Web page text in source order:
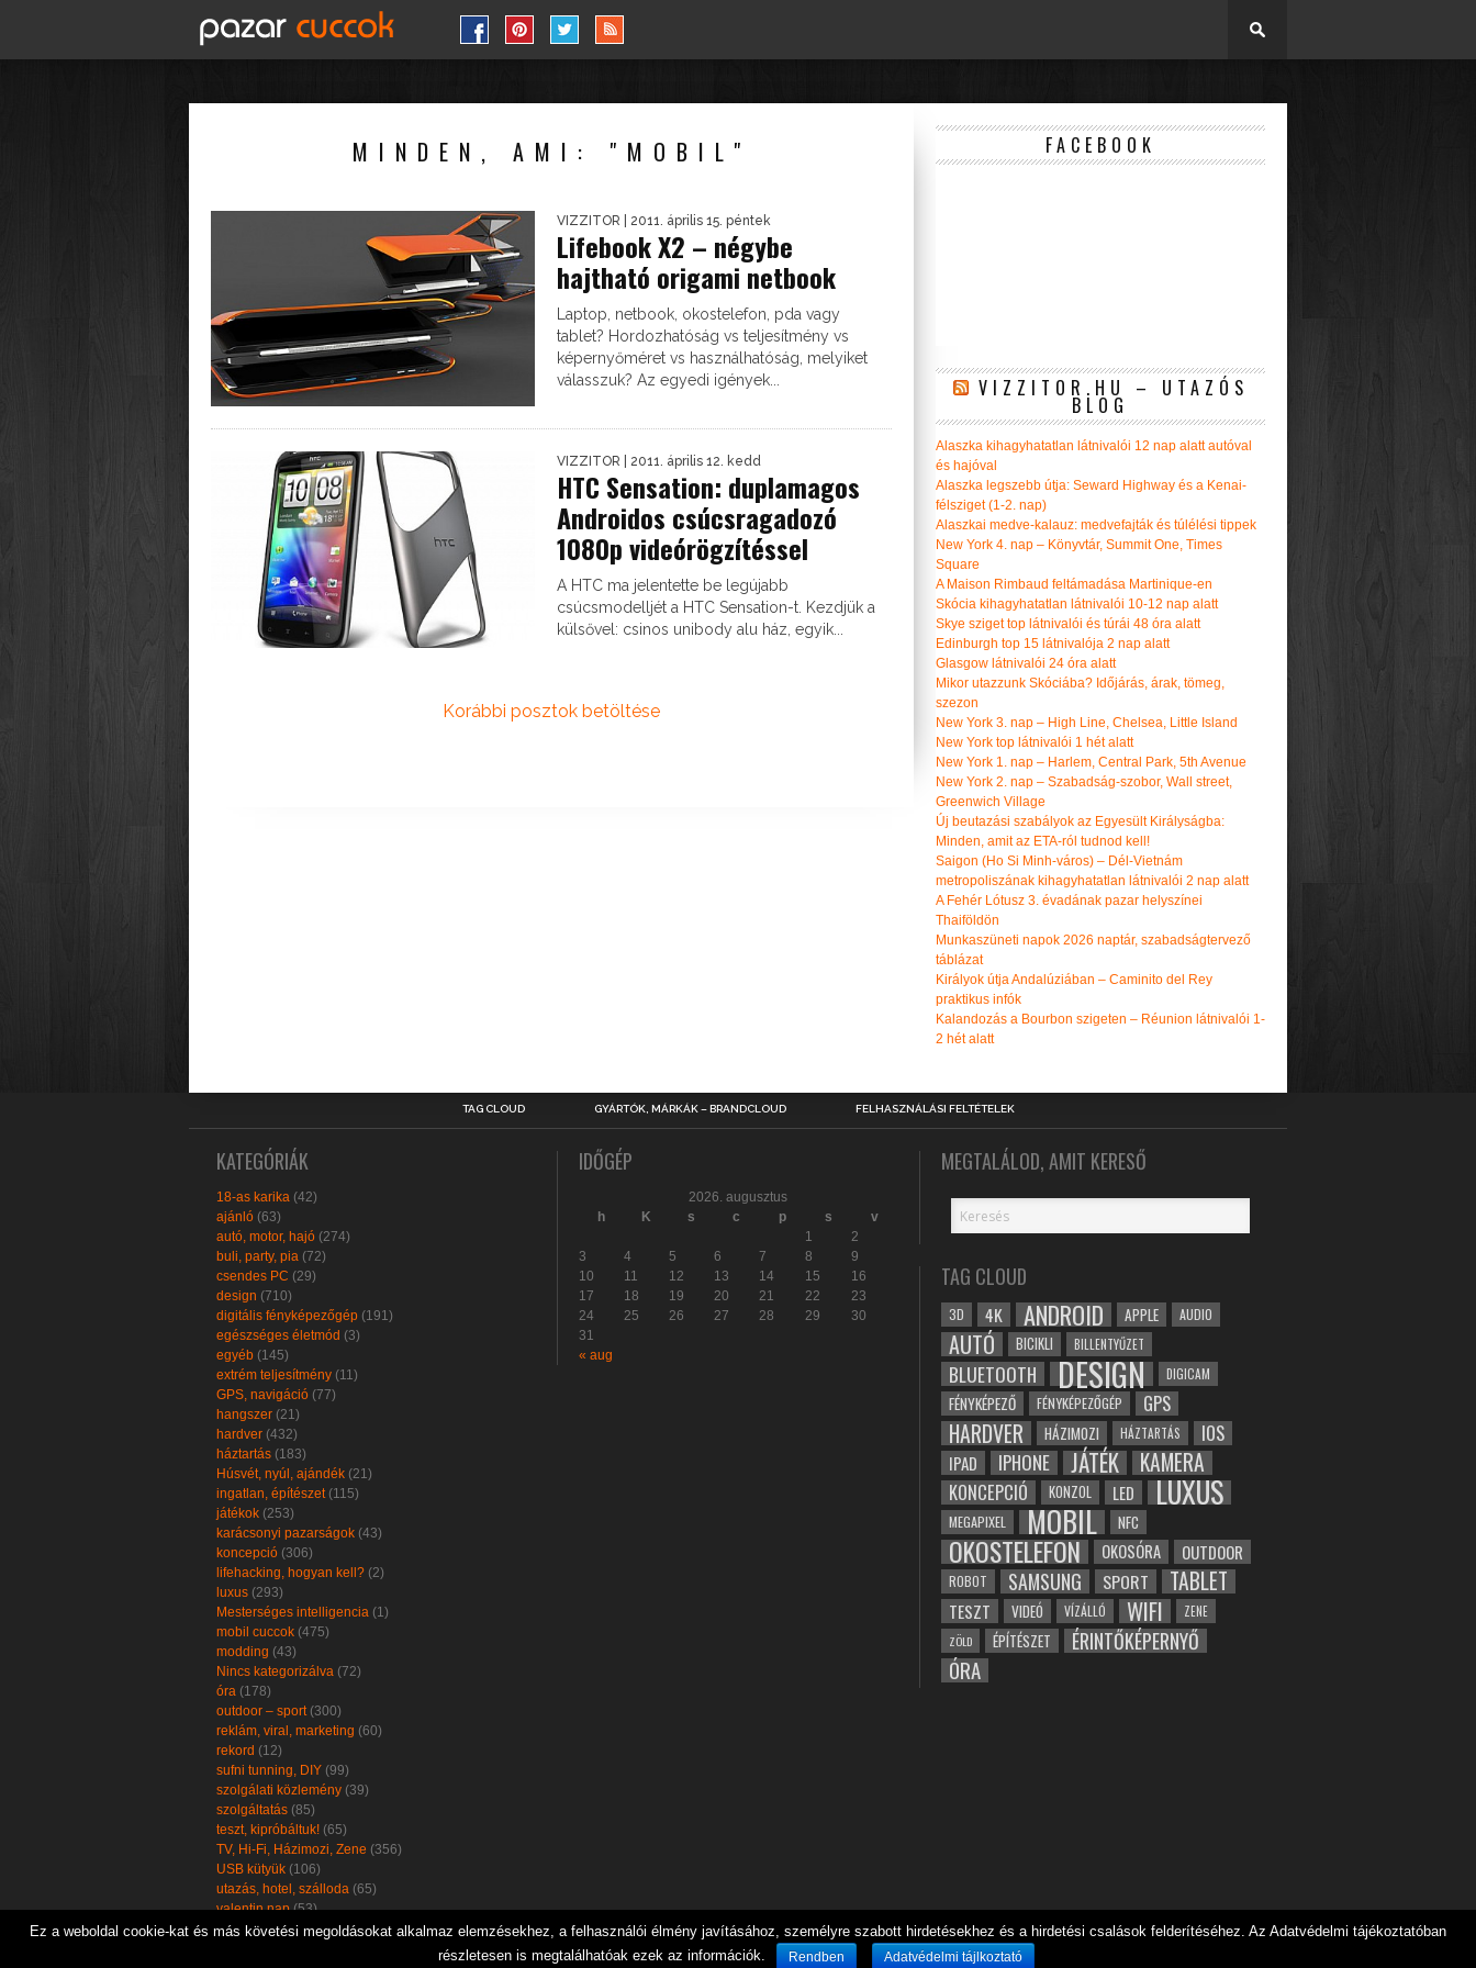
MINDEN, AMI: "MOBIL"
VIZZITOR | 2011. április 15. péntek
Lifebook X2 – négybe
hajtható origami netbook
Laptop, netbook, okostelefon, pda vagy
tablet? Hordozhatóság vs teljesítmény vs
képernyőméret vs használhatóság, melyiket
válasszuk? Az egyedi igények...
VIZZITOR | 2011. április 12. kedd
HTC Sensation: duplamagos
Androidos csúcsragadozó
1080p videórögzítéssel
A HTC ma jelentette be legújabb
csúcsmodelljét a HTC Sensation-t. Kezdjük a
külsővel: csinos unibody alu ház, egyik...
Korábbi posztok betöltése
FACEBOOK
VIZZITOR.HU – UTAZÓS
BLOG
Alaszka kihagyhatatlan látnivalói 12 nap alatt autóval
és hajóval
Alaszka legszebb útja: Seward Highway és a Kenai-
félsziget (1-2. nap)
Alaszkai medve-kalauz: medvefajták és túlélési tippek
New York 4. nap – Könyvtár, Summit One, Times
Square
A Maison Rimbaud feltámadása Martinique-en
Skócia kihagyhatatlan látnivalói 10-12 nap alatt
Skye sziget top látnivalói és túrái 48 óra alatt
Edinburgh top 15 látnivalója 2 nap alatt
Glasgow látnivalói 24 óra alatt
Mikor utazzunk Skóciába? Időjárás, árak, tömeg,
szezon
New York 3. nap – High Line, Chelsea, Little Island
New York top látnivalói 1 hét alatt
New York 1. nap – Harlem, Central Park, 5th Avenue
New York 2. nap – Szabadság-szobor, Wall street,
Greenwich Village
Új beutazási szabályok az Egyesült Királyságba:
Minden, amit az ETA-ról tudnod kell!
Saigon (Ho Si Minh-város) – Dél-Vietnám
metropoliszának kihagyhatatlan látnivalói 2 nap alatt
A Fehér Lótusz 3. évadának pazar helyszínei
Thaiföldön
Munkaszüneti napok 2026 naptár, szabadságtervező
táblázat
Királyok útja Andalúziában – Caminito del Rey
praktikus infók
Kalandozás a Bourbon szigeten – Réunion látnivalói 1-
2 hét alatt
TAG CLOUD GYÁRTÓK, MÁRKÁK – BRANDCLOUD FELHASZNÁLÁSI FELTÉTELEK
KATEGÓRIÁK
18-as karika (42)
ajánló (63)
autó, motor, hajó (274)
buli, party, pia (72)
csendes PC (29)
design (710)
digitális fényképezőgép (191)
egészséges életmód (3)
egyéb (145)
extrém teljesítmény (11)
GPS, navigáció (77)
hangszer (21)
hardver (432)
háztartás (183)
Húsvét, nyúl, ajándék (21)
ingatlan, építészet(115)
játékok (253)
karácsonyi pazarságok (43)
koncepció (306)
lifehacking, hogyan kell? (2)
luxus (293)
Mesterséges intelligencia (1)
mobil cuccok (475)
modding (43)
Nincs kategorizálva (72)
óra (178)
outdoor – sport(300)
reklám, viral, marketing (60)
rekord (12)
sufni tunning, DIY (99)
szolgálati közlemény (39)
szolgáltatás (85)
teszt, kipróbáltuk! (65)
TV, Hi-Fi, Házimozi, Zene (356)
USB kütyük (106)
utazás, hotel, szálloda (65)
valentin nap(53)
zöld, öko, környezetbarát(102)
IDŐGÉP
2026. augusztus
h
K s c p s
v
1
2
3
4 5 6 7 8
9
10
11 12 13 14 15
16
17
18 19 20 21 22
23
24
25 26 27 28 29
30
31
« aug
MEGTALÁLOD, AMIT KERESŐ
TAG CLOUD
3D 4K ANDROID APPLE AUDIO
AUTÓ BICIKLI BILLENTYŰZET
BLUETOOTH DESIGN DIGICAM
FÉNYKÉPEZŐ FÉNYKÉPEZŐGÉP GPS
HARDVER HÁZIMOZI HÁZTARTÁS IOS
IPAD IPHONE JÁTÉK KAMERA
KONCEPCIÓ KONZOL LED LUXUS
MEGAPIXEL MOBIL NFC
OKOSTELEFON OKOSÓRA OUTDOOR
ROBOT SAMSUNG SPORT TABLET
TESZT VIDEÓ VÍZÁLLÓ WIFI
ZENE
ZÖLD
ÉPÍTÉSZET ÉRINTŐKÉPERNYŐ
ÓRA
Ez a weboldal cookie-kat és más követési megoldásokat alkalmaz elemzésekhez, a felhasználói élmény javításához, személyre szabott hirdetésekhez és a hirdetési csalások felderítéséhez. Az Adatvédelmi tájékoztatóban
részletesen is megtalálhatóak ezek az információk.
Rendben Adatvédelmi tájlkoztató